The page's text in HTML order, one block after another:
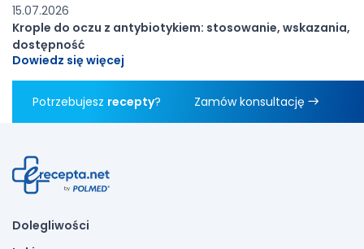
15.07.2026
Krople do oczu z antybiotykiem: stosowanie, wskazania,
dostępność
Dowiedz się więcej
Potrzebujesz recepty? Zamów konsultację
Dolegliwości